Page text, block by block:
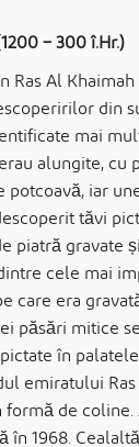
– 300 î.Hr.)
Ras Al
din
mai
alungite, cu
potcoavă, iar
tăvi
piatră gravate
cele mai
care era
păsări mitice
în
emiratului
de
în 1968.